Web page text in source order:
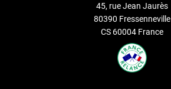
45, rue Jean Jaurès
80390 Fressenneville
CS 60004 France